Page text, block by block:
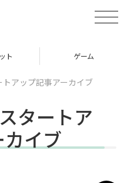
toggle
ト ゲーム
アップ記事アーカイブ
タートア
カイブ